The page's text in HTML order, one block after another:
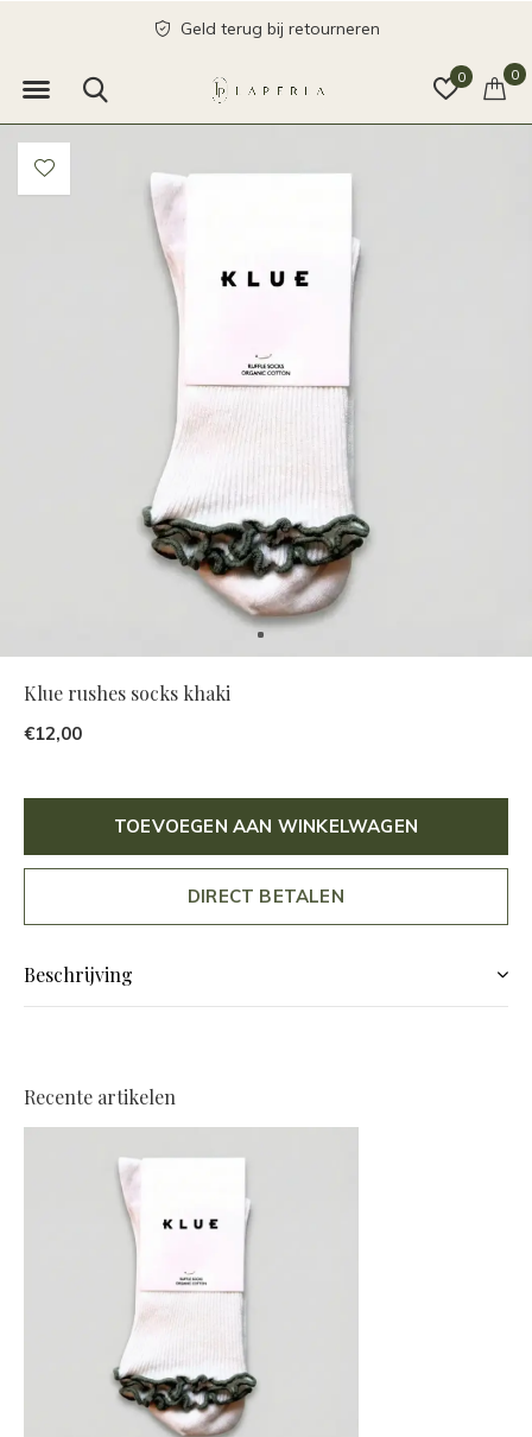
0 0
Geld terug bij retourneren
Klue rushes socks khaki
€12,00
TOEVOEGEN AAN WINKELWAGEN
DIRECT BETALEN
Beschrijving
Recente artikelen